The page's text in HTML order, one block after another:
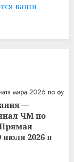
ваши
мира 2026 по
—
ЧМ по
июля 2026 в